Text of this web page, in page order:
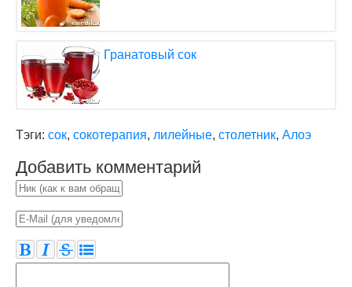
Гранатовый сок
Тэги: сок, сокотерапия, лилейные, столетник, Алоэ
Добавить комментарий